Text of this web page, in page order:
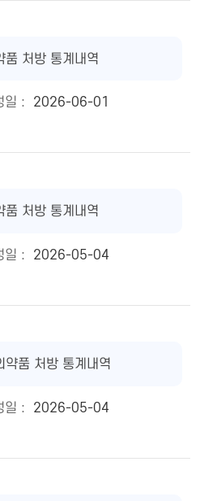
처방 통계내역
2026-06-01
처방 통계내역
2026-05-04
품 처방 통계내역
2026-05-04